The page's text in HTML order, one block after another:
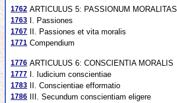
1762 ARTICULUS 5: PASSIONUM MORALITAS
1763 I. Passiones
1767 II. Passiones et vita moralis
1771 Compendium
1776 ARTICULUS 6: CONSCIENTIA MORALIS
1777 I. Iudicium conscientiae
1783 II. Conscientiae efformatio
1786 III. Secundum conscientiam eligere